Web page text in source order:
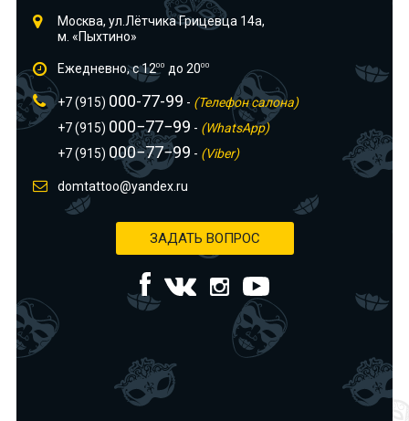
Москва, ул.Лётчика Грицевца 14а,
м. «Пыхтино»
Ежедневно, с 1200 до 2000
+7 (915) 000-77-99 - (Телефон салона)
+7 (915) 000−77−99 - (WhatsApp)
+7 (915) 000−77−99 - (Viber)
domtattoo@yandex.ru
ЗАДАТЬ ВОПРОС